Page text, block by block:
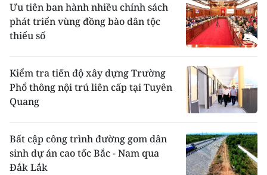
Ưu tiên ban hành nhiều chính sách
phát triển vùng đồng bào dân tộc
thiểu số
Kiểm tra tiến độ xây dựng Trường
Phổ thông nội trú liên cấp tại Tuyên
Quang
Bất cập công trình đường gom dân
sinh dự án cao tốc Bắc - Nam qua
Đắk Lắk